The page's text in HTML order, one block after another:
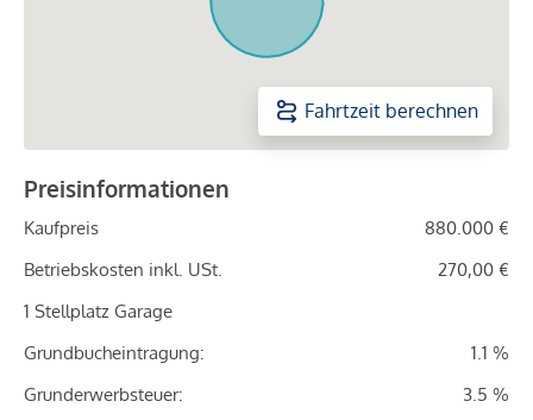
Fahrtzeit berechnen
Preisinformationen
Kaufpreis
880.000 €
Betriebskosten inkl. USt.
270,00 €
1 Stellplatz Garage
Grundbucheintragung:
1.1 %
Grunderwerbsteuer:
3.5 %